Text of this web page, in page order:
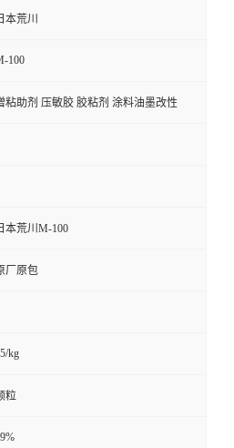
本荒川
100
粘助剂 压敏胶 胶粘剂 涂料油墨改性
本荒川M-100
厂原包
kg
粒